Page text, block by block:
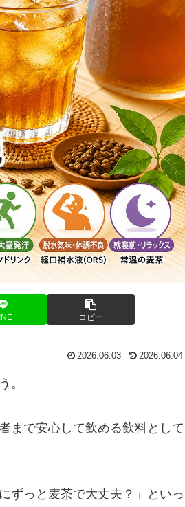
コピー
2026.06.03 2026.06.04
。
まで安心して飲める飲料として
ずっと麦茶で大丈夫？」といっ